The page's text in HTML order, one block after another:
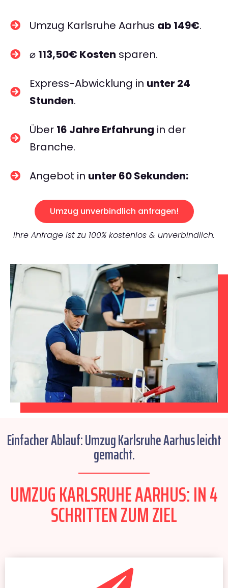
Umzug Karlsruhe Aarhus ab 149€.
⌀ 113,50€ Kosten sparen.
Express-Abwicklung in unter 24
Stunden.
Über 16 Jahre Erfahrung in der
Branche.
Angebot in unter 60 Sekunden:
Umzug unverbindlich anfragen!
Ihre Anfrage ist zu 100% kostenlos & unverbindlich.
Einfacher Ablauf: Umzug Karlsruhe Aarhus leicht
gemacht.
UMZUG KARLSRUHE AARHUS: IN 4
SCHRITTEN ZUM ZIEL